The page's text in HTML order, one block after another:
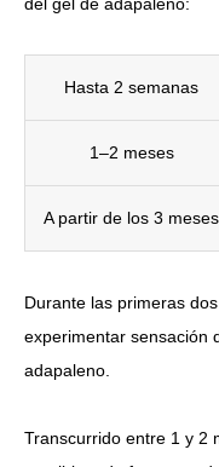
Hasta 2 semanas
1–2 meses
A partir de los 3 meses
Durante las primeras
experimentar sensación
adapaleno.
Transcurrido entre 1 y 2